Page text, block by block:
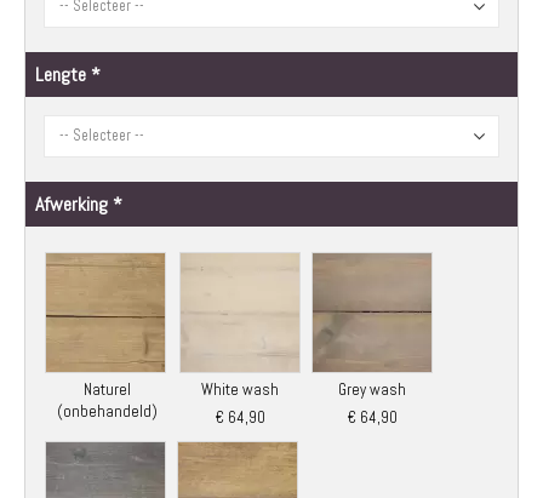
Lengte
Afwerking
Naturel
(onbehandeld)
White wash
€ 64,90
Grey wash
€ 64,90